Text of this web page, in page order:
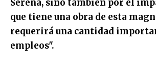
Serena, sino también por el
que tiene una obra de esta
requerirá una cantidad
empleos".